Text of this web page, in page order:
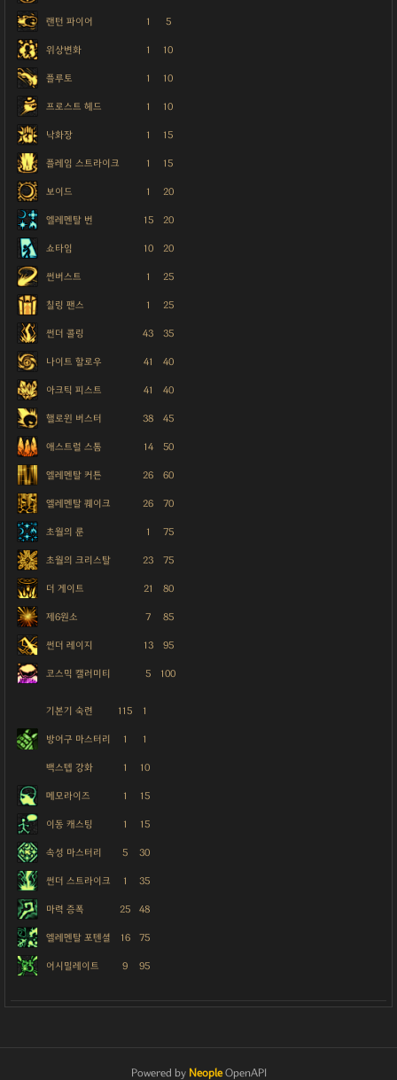
랜턴 파이어 1 5
위상변화 1 10
플루토 1 10
프로스트 헤드 1 10
낙화장 1 15
플레임 스트라이크 1 15
보이드 1 20
엘레멘탈 번 15 20
쇼타임 10 20
썬버스트 1 25
칠링 팬스 1 25
썬더 콜링 43 35
나이트 할로우 41 40
아크틱 피스트 41 40
핼로윈 버스터 38 45
애스트럴 스톰 14 50
엘레멘탈 커튼 26 60
엘레멘탈 퀘이크 26 70
초월의 룬 1 75
초월의 크리스탈 23 75
더 게이트 21 80
제6원소 7 85
썬더 레이지 13 95
코스믹 캘러미티 5 100
기본기 숙련 115 1
방어구 마스터리 1 1
백스텝 강화 1 10
메모라이즈 1 15
이동 캐스팅 1 15
속성 마스터리 5 30
썬더 스트라이크 1 35
마력 증폭 25 48
엘레멘탈 포텐셜 16 75
어시밀레이트 9 95
Powered by NeopleOpenAPI